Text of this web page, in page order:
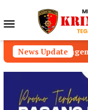
konten Menu
Mobile
News Update
Maxim, Ojol